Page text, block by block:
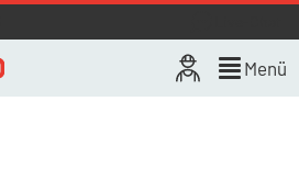
Menü